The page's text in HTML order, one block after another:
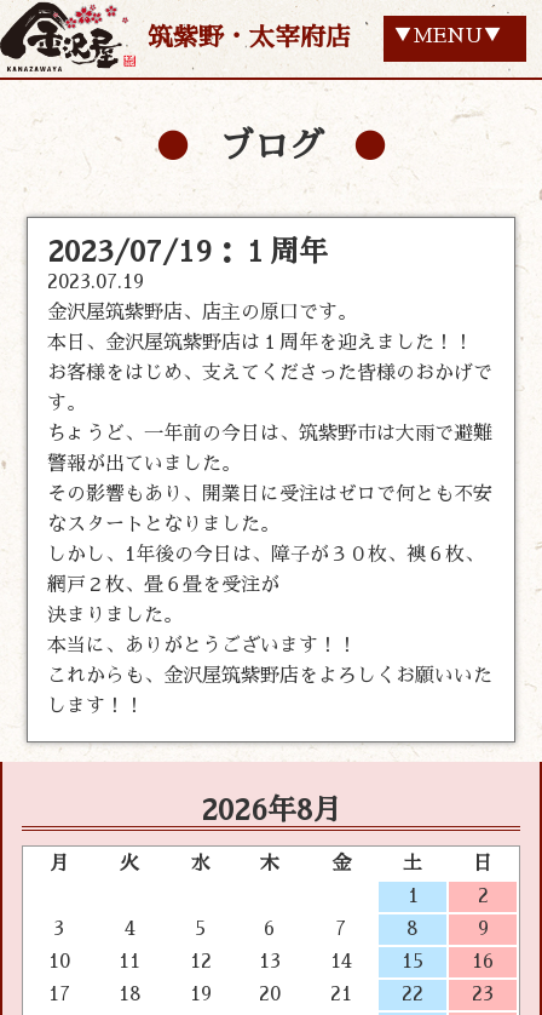
筑紫野・太宰府店 ▼MENU▼
ブログ
2023/07/19：１周年
2023.07.19
金沢屋筑紫野店、店主の原口です。
本日、金沢屋筑紫野店は１周年を迎えました！！
お客様をはじめ、支えてくださった皆様のおかげで
す。
ちょうど、一年前の今日は、筑紫野市は大雨で避難
警報が出ていました。
その影響もあり、開業日に受注はゼロで何とも不安
なスタートとなりました。
しかし、1年後の今日は、障子が３０枚、襖６枚、
網戸２枚、畳６畳を受注が
決まりました。
本当に、ありがとうございます！！
これからも、金沢屋筑紫野店をよろしくお願いいた
します！！
2026年8月
月 火 水 木 金 土
日
1
2
3
4 5 6 7 8
9
10
11 12 13 14 15
16
17
18 19 20 21 22
23